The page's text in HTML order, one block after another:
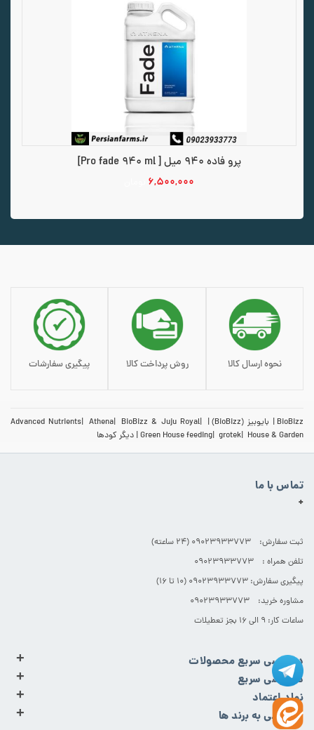
پرو فاده 940 میل [ Pro fade 940 ml]
۶,۵۰۰,۰۰۰
افزودن به سبد خرید
نحوه ارسال کالا روش پرداخت کالا پیگیری سفارشات
BioBizz بایوبیز (BioBizz) Advanced Nutrients Athena
BioBizz & Juju Royal
Green House feeding grotek House & Garden دیگر کودها
تماس با ما
+
ثبت سفارش: 09023933773 (۲۴ ساعته)
تلفن همراه : 09023933773
پیگیری سفارش: 09023933773 (۱۰ تا ۱۶)
مشاوره خرید: 09023933773
ساعات کار: ۹ الی ۱۶ بجز تعطیلات
دسترسی سریع محصولات +
دسترسی سریع +
نماد اعتماد +
دسترسی به برند ها +